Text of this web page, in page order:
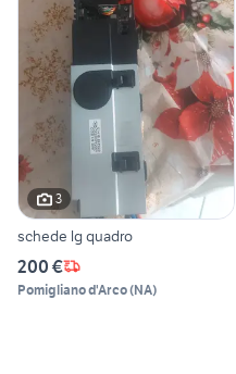
3
schede lg quadro
200 €
Pomigliano d'Arco(NA)